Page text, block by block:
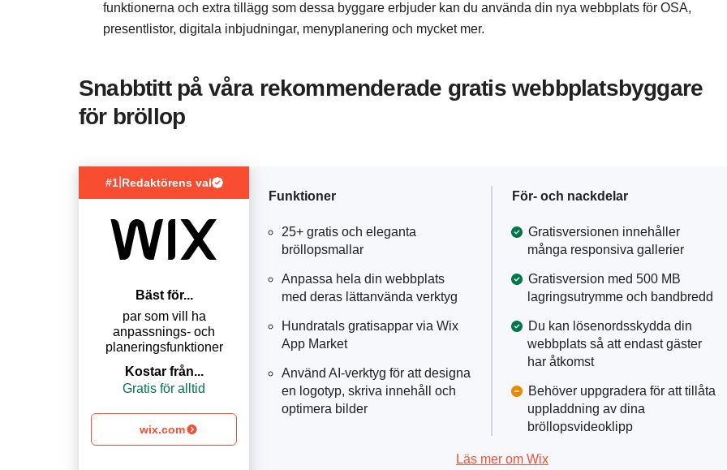
funktionerna och extra tillägg som dessa byggare erbjuder kan du använda din nya webbplats för OSA,
presentlistor, digitala inbjudningar, menyplanering och mycket mer.
Snabbtitt på våra rekommenderade gratis webbplatsbyggare
för bröllop
#1 Redaktörens val
Kostar från...
Gratis för alltid
Bäst för...
par som vill ha
anpassnings- och
planeringsfunktioner
wix.com
Funktioner
25+ gratis och eleganta
bröllopsmallar
Anpassa hela din webbplats
med deras lättanvända verktyg
Hundratals gratisappar via Wix
App Market
Använd AI-verktyg för att designa
en logotyp, skriva innehåll och
optimera bilder
Läs mer om Wix
För- och nackdelar
Gratisversionen innehåller
många responsiva gallerier
Gratisversion med 500 MB
lagringsutrymme och bandbredd
Du kan lösenordsskydda din
webbplats så att endast gäster
har åtkomst
Behöver uppgradera för att tillåta
uppladdning av dina
bröllopsvideoklipp